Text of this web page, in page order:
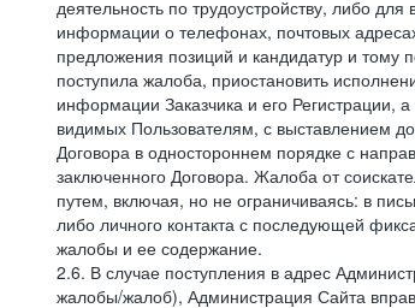
деятельность по трудоустройству, либо
информации о телефонах, почтовых
предложения позиций и кандидатур и тому
поступила жалоба, приостановить
информации Заказчика и его Регистрации,
видимых Пользователям, с выставлением
Договора в одностороннем порядке с
заключенного Договора. Жалоба от
путем, включая, но не ограничиваясь: в
либо личного контакта с последующей
жалобы и ее содержание.
2.6. В случае поступления в адрес
жалобы/жалоб), Администрация Сайта